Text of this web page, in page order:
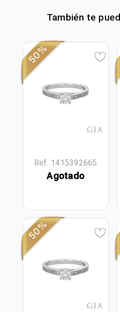
También te
50%
Ref. 1415392665
Agotado
50%